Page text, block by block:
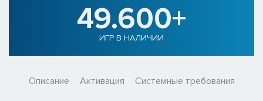
49.600+
ИГР В НАЛИЧИИ
Описание Активация Системные требования